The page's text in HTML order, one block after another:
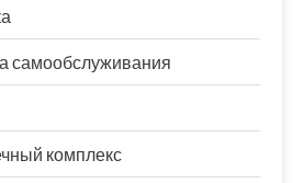
самообслуживания
комплекс